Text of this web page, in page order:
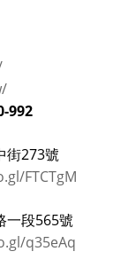
992
街273號
FTCTgM
一段565號
q35eAq